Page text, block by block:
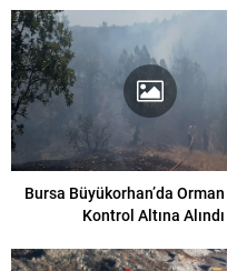
Bursa Büyükorhan’da Orman
Kontrol Altına Alındı